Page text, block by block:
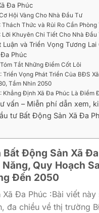
Đa Phúc
Cơ Hội Vàng Cho Nhà Đầu Tư
Thách Thức và Rủi Ro Cần Phòng
Lời Khuyên Chi Tiết Cho Nhà Đầu
Luận và Triển Vọng Tương
Đa Phúc
Tóm Tắt Những Điểm Cốt Lõi
Triển Vọng Phát Triển Của BĐS
Tầm Nhìn 2050
Khẳng Định Xã Đa Phúc Là Điểm
vấn – Miễn phí dẫn xem,
tư Bất Động Sản Xã Đa
Bất Động Sản Xã
Quy Hoạch
Đến 2050
Xã Đa Phúc :Bài viết
đa chiều về thị trường